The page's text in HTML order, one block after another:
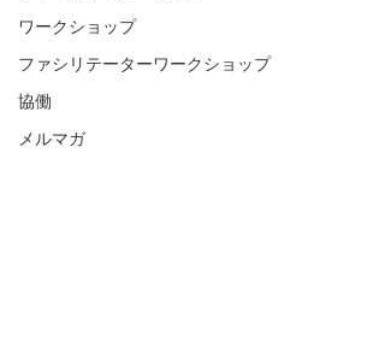
ワークショップ
ファシリテーターワークショップ
協働
メルマガ